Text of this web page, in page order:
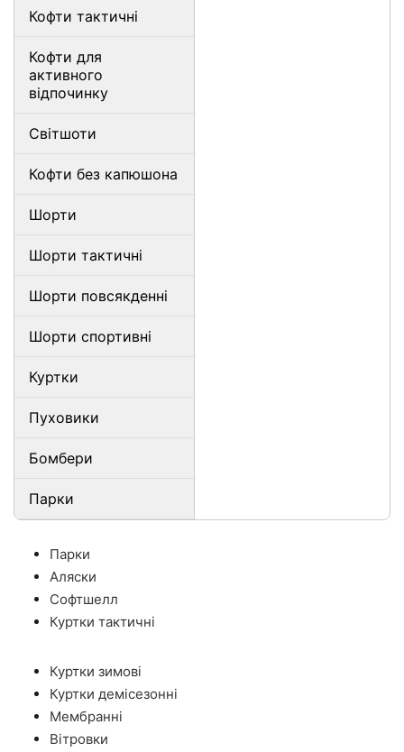
Кофти тактичні
Кофти для
активного
відпочинку
Світшоти
Кофти без капюшона
Шорти
Шорти тактичні
Шорти повсякденні
Шорти спортивні
Куртки
Пуховики
Бомбери
Парки
Парки
Аляски
Софтшелл
Куртки тактичні
Куртки зимові
Куртки демісезонні
Мембранні
Вітровки